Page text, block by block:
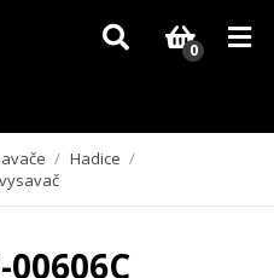
dílů, které nejsou skladem,
za pochopení.
0
/ Hadice /